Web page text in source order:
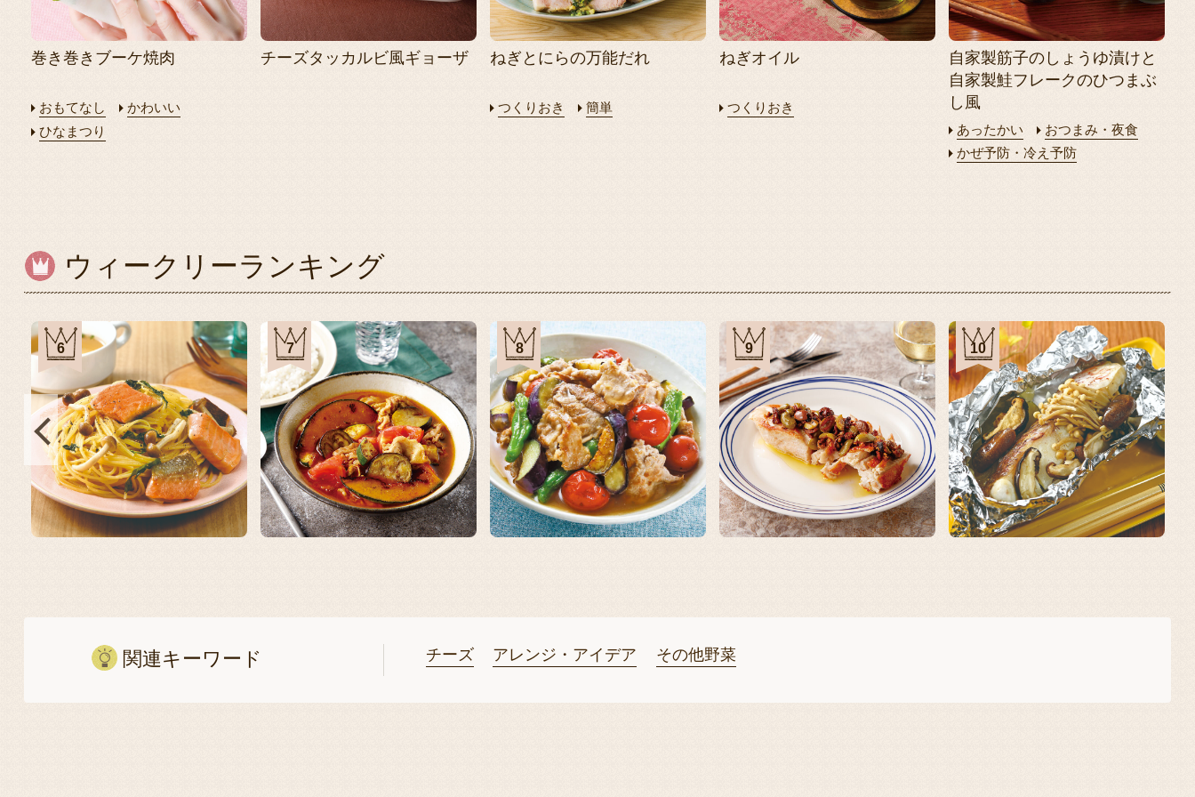
巻き巻きブーケ焼肉
おもてなし
かわいい
ひなまつり
チーズタッカルビ風ギョーザ ねぎとにらの万能だれ
つくりおき 簡単
ねぎオイル
つくりおき
自家製筋子のしょうゆ漬けと
自家製鮭フレークのひつまぶ
し風
あったかい
おつまみ・夜食
かぜ予防・冷え予防
ウィークリーランキング
6 7 8 9 10
関連キーワード チーズ アレンジ・アイデア その他野菜